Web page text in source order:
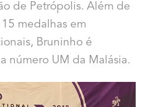
de Petrópolis. Além de
medalhas em
Bruninho é
número UM da Malásia.